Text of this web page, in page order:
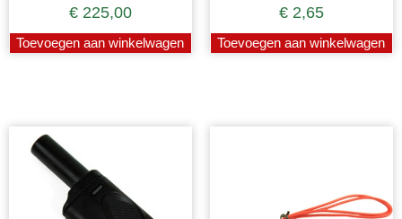
€ 225,00
Toevoegen aan winkelwagen
€ 2,65
Toevoegen aan winkelwagen